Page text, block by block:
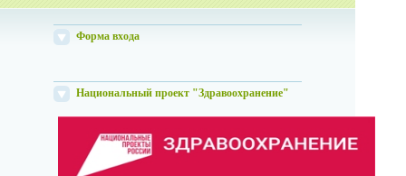
Форма входа
Национальный проект "Здравоохранение"